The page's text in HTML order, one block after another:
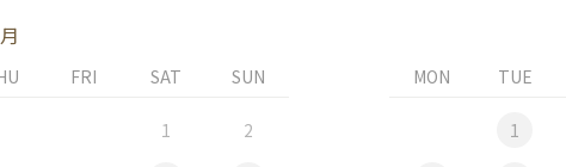
FRI SAT SUN
1 2
MON TUE
1